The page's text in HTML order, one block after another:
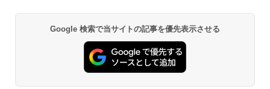
￥2,980
熊撃退スプレー 熊よけスプレー 熊スプレー
【日本企業販売】超強力クマ対策スプレー 30
Google 検索で当サイトの記事を優先表示させる